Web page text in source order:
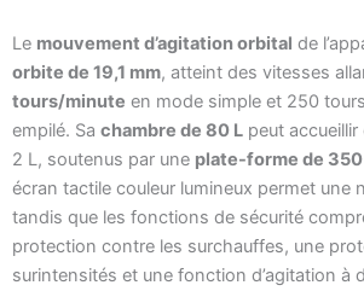
Le mouvement d’agitation orbital de
orbite de 19,1 mm, atteint des vitesses
tours/minute en mode simple et 250
empilé. Sa chambre de 80 L peut accueillir
2 L, soutenus par une plate-forme de
écran tactile couleur lumineux permet une
tandis que les fonctions de sécurité
protection contre les surchauffes, une
surintensités et une fonction d’agitation à